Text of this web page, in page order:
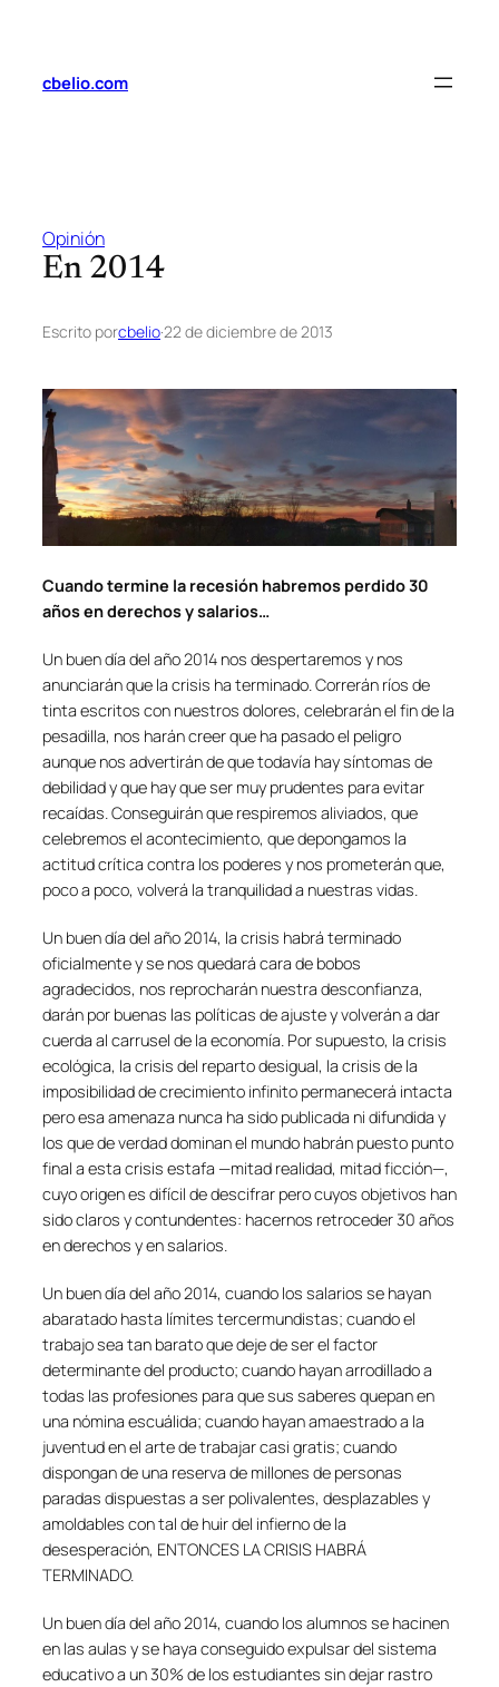
contenido
cbelio.com
Opinión
En 2014
Escrito porcbelio·22 de diciembre de 2013
Cuando termine la recesión habremos perdido 30
años en derechos y salarios…
Un buen día del año 2014 nos despertaremos y nos
anunciarán que la crisis ha terminado. Correrán ríos de
tinta escritos con nuestros dolores, celebrarán el fin de la
pesadilla, nos harán creer que ha pasado el peligro
aunque nos advertirán de que todavía hay síntomas de
debilidad y que hay que ser muy prudentes para evitar
recaídas. Conseguirán que respiremos aliviados, que
celebremos el acontecimiento, que depongamos la
actitud crítica contra los poderes y nos prometerán que,
poco a poco, volverá la tranquilidad a nuestras vidas.
Un buen día del año 2014, la crisis habrá terminado
oficialmente y se nos quedará cara de bobos
agradecidos, nos reprocharán nuestra desconfianza,
darán por buenas las políticas de ajuste y volverán a dar
cuerda al carrusel de la economía. Por supuesto, la crisis
ecológica, la crisis del reparto desigual, la crisis de la
imposibilidad de crecimiento infinito permanecerá intacta
pero esa amenaza nunca ha sido publicada ni difundida y
los que de verdad dominan el mundo habrán puesto punto
final a esta crisis estafa —mitad realidad, mitad ficción—,
cuyo origen es difícil de descifrar pero cuyos objetivos han
sido claros y contundentes: hacernos retroceder 30 años
en derechos y en salarios.
Un buen día del año 2014, cuando los salarios se hayan
abaratado hasta límites tercermundistas; cuando el
trabajo sea tan barato que deje de ser el factor
determinante del producto; cuando hayan arrodillado a
todas las profesiones para que sus saberes quepan en
una nómina escuálida; cuando hayan amaestrado a la
juventud en el arte de trabajar casi gratis; cuando
dispongan de una reserva de millones de personas
paradas dispuestas a ser polivalentes, desplazables y
amoldables con tal de huir del infierno de la
desesperación, ENTONCES LA CRISIS HABRÁ
TERMINADO.
Un buen día del año 2014, cuando los alumnos se hacinen
en las aulas y se haya conseguido expulsar del sistema
educativo a un 30% de los estudiantes sin dejar rastro